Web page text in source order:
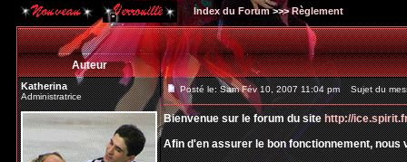
Index du Forum>>>Règlement
Auteur
Katherina
Administratrice
Posté le: Sam Fév 10, 2007 11:04 pm Sujet du
Bienvenue sur le forum du sitehttp://
Afin d'en assurer le bon fonctionnement,